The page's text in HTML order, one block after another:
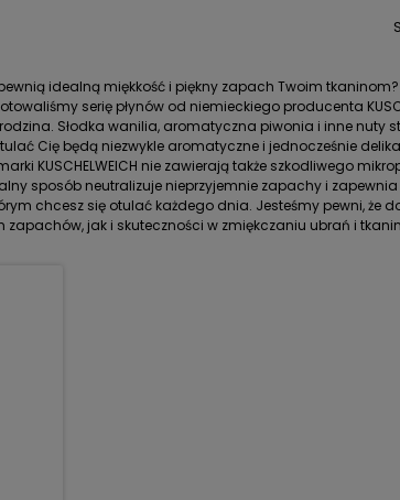
idealną miękkość i piękny zapach Twoim tkaninom?
serię płynów od niemieckiego producenta
Słodka wanilia, aromatyczna piwonia i inne nuty
Cię będą niezwykle aromatyczne i jednocześnie
KUSCHELWEICH nie zawierają także szkodliwego
sposób neutralizuje nieprzyjemnie zapachy i zapewnia
chcesz się otulać każdego dnia. Jesteśmy pewni, że
jak i skuteczności w zmiękczaniu ubrań i tkanin